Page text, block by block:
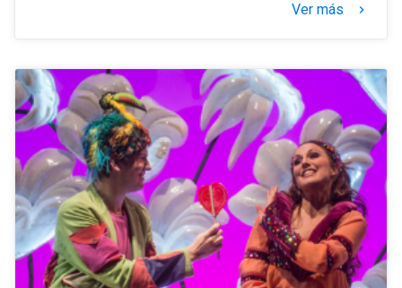
Ver más keyboard_arrow_right